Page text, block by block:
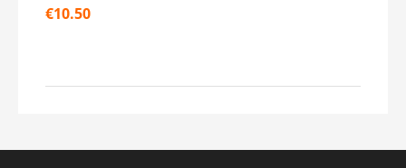
€10.50